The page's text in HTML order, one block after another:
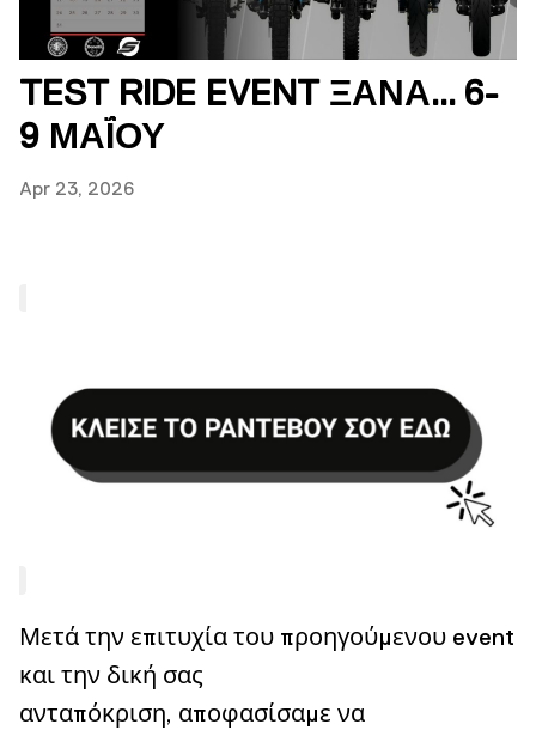
TEST RIDE EVENT ΞΑΝΑ... 6-
9 ΜΑΪ́ΟΥ
Apr 23, 2026
Μετά την επιτυχία του προηγούμενου event
και την δική σας
ανταπόκριση, αποφασίσαμε να